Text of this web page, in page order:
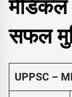
मेडिकल
सफल
UPPSC –